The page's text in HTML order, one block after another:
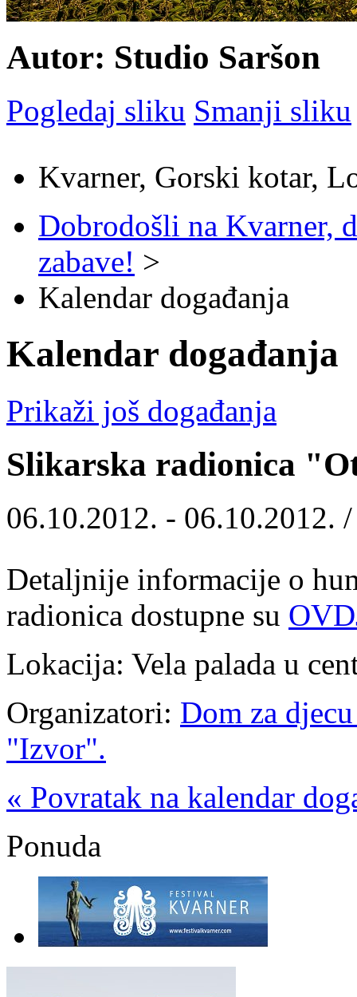
Autor: Studio Saršon
Pogledaj sliku Smanji sliku
Kvarner, Gorski kotar,
Dobrodošli na Kvarner,
zabave! >
Kalendar događanja
Kalendar događanja
Prikaži još događanja
Slikarska radionica
06.10.2012. - 06.10.2012.
Detaljnije informacije o
radionica dostupne su
Lokacija: Vela palada u
Organizatori: Dom za
"Izvor".
« Povratak na kalendar
Ponuda